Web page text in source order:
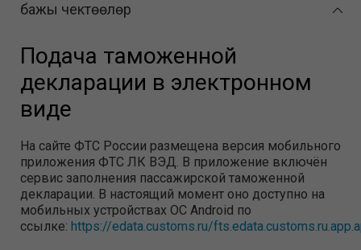
бажы чектөөлөр
Подача таможенной
декларации в электронном
виде
На сайте ФТС России размещена версия мобильного
приложения ФТС ЛК ВЭД. В приложение включён
сервис заполнения пассажирской таможенной
декларации. В настоящий момент оно доступно на
мобильных устройствах ОС Android по
ссылке: https://edata.customs.ru/